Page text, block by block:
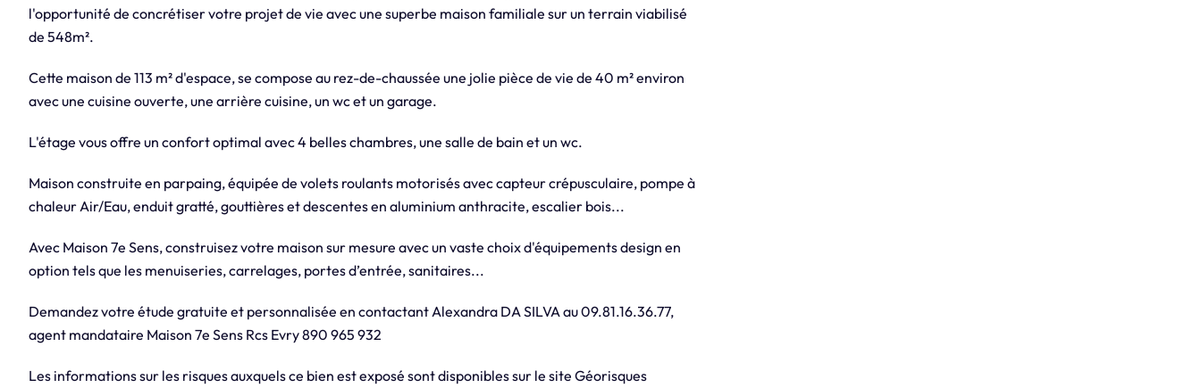
l'opportunité de concrétiser votre projet de vie avec une superbe maison familiale sur un terrain viabilisé
de 548m².
Cette maison de 113 m² d'espace, se compose au rez-de-chaussée une jolie pièce de vie de 40 m² environ
avec une cuisine ouverte, une arrière cuisine, un wc et un garage.
L'étage vous offre un confort optimal avec 4 belles chambres, une salle de bain et un wc.
Maison construite en parpaing, équipée de volets roulants motorisés avec capteur crépusculaire, pompe à
chaleur Air/Eau, enduit gratté, gouttières et descentes en aluminium anthracite, escalier bois...
Avec Maison 7e Sens, construisez votre maison sur mesure avec un vaste choix d'équipements design en
option tels que les menuiseries, carrelages, portes d’entrée, sanitaires...
Demandez votre étude gratuite et personnalisée en contactant Alexandra DA SILVA au 09.81.16.36.77,
agent mandataire Maison 7e Sens Rcs Evry 890 965 932
Les informations sur les risques auxquels ce bien est exposé sont disponibles sur le site Géorisques